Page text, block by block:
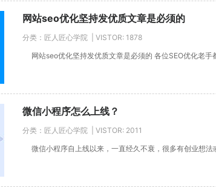
网站seo优化坚持发优质文章是必须的
分类：匠人匠心学院 | VISTOR: 1878
网站seo优化坚持发优质文章是必须的 各位SEO优化老手
微信小程序怎么上线？
分类：匠人匠心学院 | VISTOR: 2011
微信小程序自上线以来，一直经久不衰，很多有创业想